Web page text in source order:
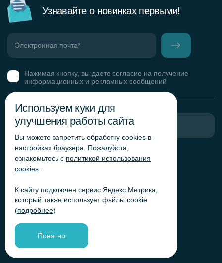
Узнавайте о новинках первыми!
Нажимая кнопку, вы даете согласие на получение
информационных и рекламных сообщений
Горячая линия комплаенс
Обработка персональных данных
Политика обработки файлов cookie
Согласие на обработку персональных данных
«Яндекс.Метрика»
Согласие на обработку персональных данных для
получения рекламно-информационных рассылок
Пригласить в тендер
Используем куки для
улучшения работы сайта
Вы можете запретить обработку сookies в
настройках браузера. Пожалуйста,
ознакомьтесь с политикой использования
cookies
К сайту подключен сервис Яндекс.Метрика,
который также использует файлы cookie
(подробнее)
Понятно